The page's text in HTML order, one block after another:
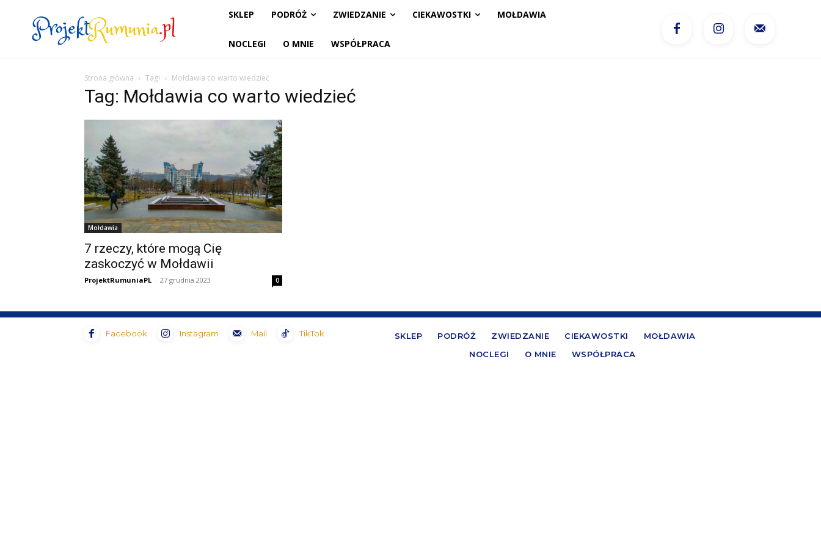
SKLEP PODRÓŻ ZWIEDZANIE CIEKAWOSTKI MOŁDAWIA
NOCLEGI O MNIE WSPÓŁPRACA
Strona główna Tagi Mołdawia co warto wiedzieć
Tag: Mołdawia co warto wiedzieć
Mołdawia
7 rzeczy, które mogą Cię
zaskoczyć w Mołdawii
ProjektRumuniaPL - 27 grudnia 2023 0
Facebook Instagram Mail TikTok SKLEP PODRÓŻ ZWIEDZANIE CIEKAWOSTKI
MOŁDAWIA
NOCLEGI
O MNIE WSPÓŁPRACA